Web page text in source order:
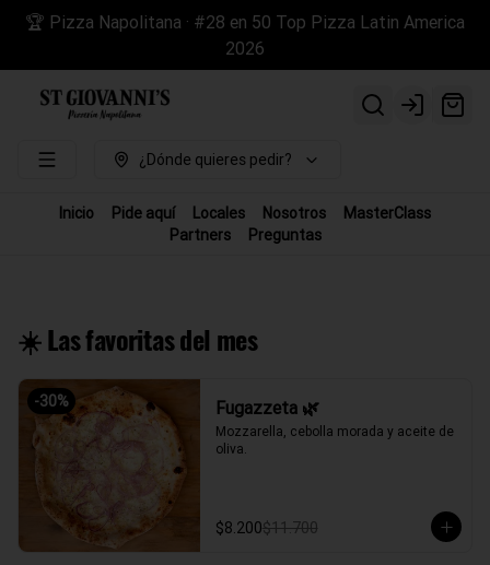
🏆 Pizza Napolitana · #28 en 50 Top Pizza Latin America
2026
Login
¿Dónde quieres pedir?
Inicio Pide aquí Locales Nosotros
MasterClass
Partners
Preguntas
☀️ Las favoritas del mes
-30% Fugazzeta 🌿
Mozzarella, cebolla morada y aceite de
oliva.
$8.200$11.700